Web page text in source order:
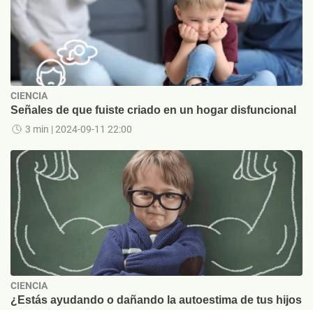
CIENCIA
Señales de que fuiste criado en un hogar disfuncional
3 min | 2024-09-11 22:00
CIENCIA
¿Estás ayudando o dañando la autoestima de tus hijos